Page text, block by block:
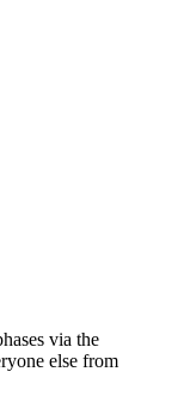
via the
else from